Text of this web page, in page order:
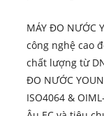
MÁY ĐO NƯỚC
công nghệ cao
chất lượng từ
ĐO NƯỚC
ISO4064 &